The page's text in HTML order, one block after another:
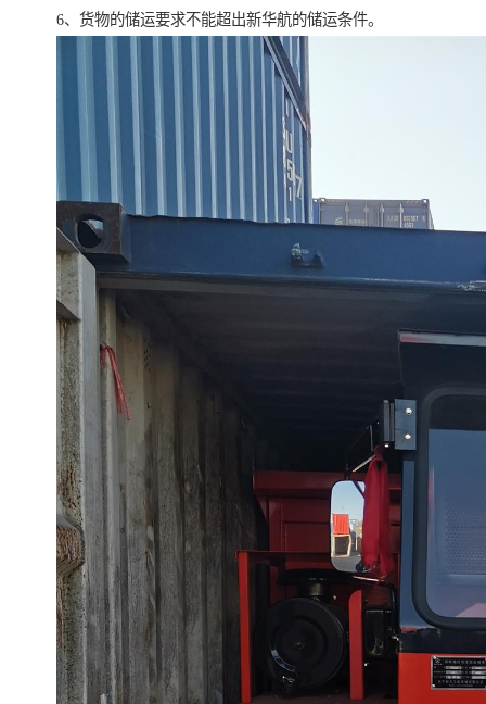
6、货物的储运要求不能超出新华航的储运条件。